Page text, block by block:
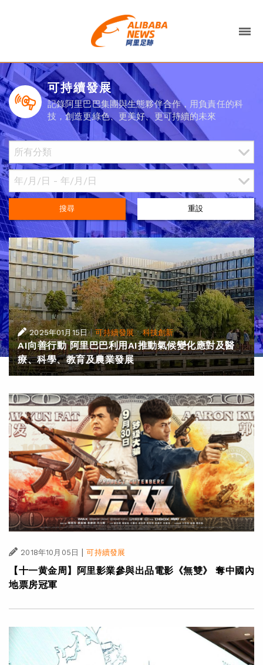
可持續發展
記錄阿里巴巴集團與生態夥伴合作，用負責任的科
技，創造更綠色、更美好、更可持續的未來
搜尋 重設
2025年01月15日 |可持續發展·科技創新
AI向善行動 阿里巴巴利用AI推動氣候變化應對及醫
療、科學、教育及農業發展
2018年10月05日 | 可持續發展
【十一黄金周】阿里影業參與出品電影《無雙》 奪中國內
地票房冠軍